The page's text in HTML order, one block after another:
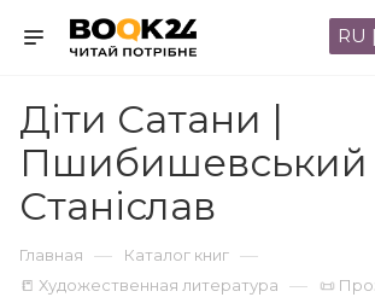
RU |
Діти Сатани |
Пшибишевський
Станіслав
Главная — Каталог книг —
📒 Художественная литература — 📜